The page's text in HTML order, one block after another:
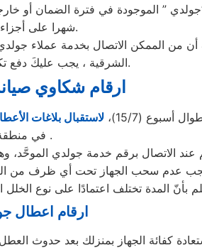
شهرا على أجزاء الغيار والصيانة.
الممكن الاتصال بخدمة عملاء
الشرقية ، يجب عليكَ دفع تكاليف قطع الغيار (الأصلية).
ارقام شكاوي
لاستقبال بلاغات
في منطقة الشرقية .
ارقام اعطال
كفائة الجهاز بمنزلك بعد حدوث